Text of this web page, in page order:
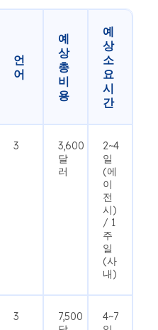
언
어
예
상
총
비
용
예
상
소
요
시
간
3
3,600
달
러
2~4
일
(에
이
전
시)
/ 1
주
일
(사
내)
3
7,500
4~7